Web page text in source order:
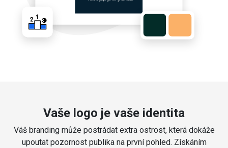
Vaše logo je vaše identita
Váš branding může postrádat extra ostrost, která dokáže
upoutat pozornost publika na první pohled. Získáním